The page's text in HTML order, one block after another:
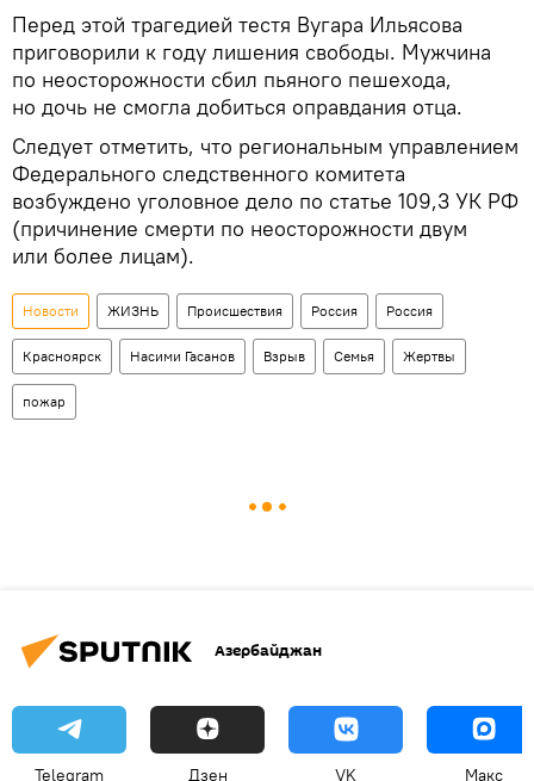
Перед этой трагедией тестя Вугара Ильясова
приговорили к году лишения свободы. Мужчина
по неосторожности сбил пьяного пешехода,
но дочь не смогла добиться оправдания отца.
Следует отметить, что региональным управлением
Федерального следственного комитета
возбуждено уголовное дело по статье 109,3 УК РФ
(причинение смерти по неосторожности двум
или более лицам).
Новости ЖИЗНЬ Происшествия Россия Россия
Красноярск Насими Гасанов Взрыв Семья Жертвы
пожар
Азербайджан
Telegram Дзен VK Макс